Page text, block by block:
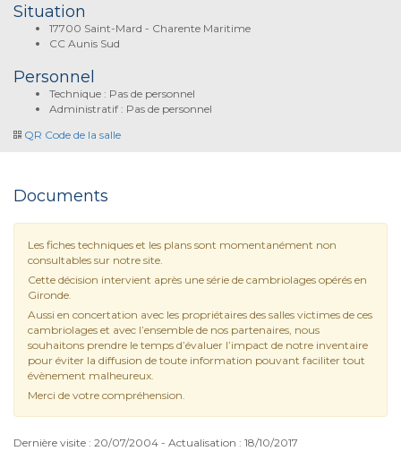
Situation
17700 Saint-Mard - Charente Maritime
CC Aunis Sud
Personnel
Technique : Pas de personnel
Administratif : Pas de personnel
QR Code de la salle
Documents
Les fiches techniques et les plans sont momentanément non
consultables sur notre site.
Cette décision intervient après une série de cambriolages opérés en
Gironde.
Aussi en concertation avec les propriétaires des salles victimes de ces
cambriolages et avec l’ensemble de nos partenaires, nous
souhaitons prendre le temps d’évaluer l’impact de notre inventaire
pour éviter la diffusion de toute information pouvant faciliter tout
évènement malheureux.
Merci de votre compréhension.
Dernière visite : 20/07/2004 - Actualisation : 18/10/2017